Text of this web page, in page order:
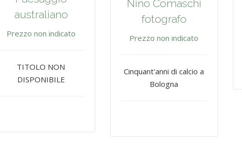
australiano
Prezzo non indicato
TITOLO NON
DISPONIBILE
Nino Comaschi
fotografo
Prezzo non indicato
Cinquant'anni di calcio a
Bologna